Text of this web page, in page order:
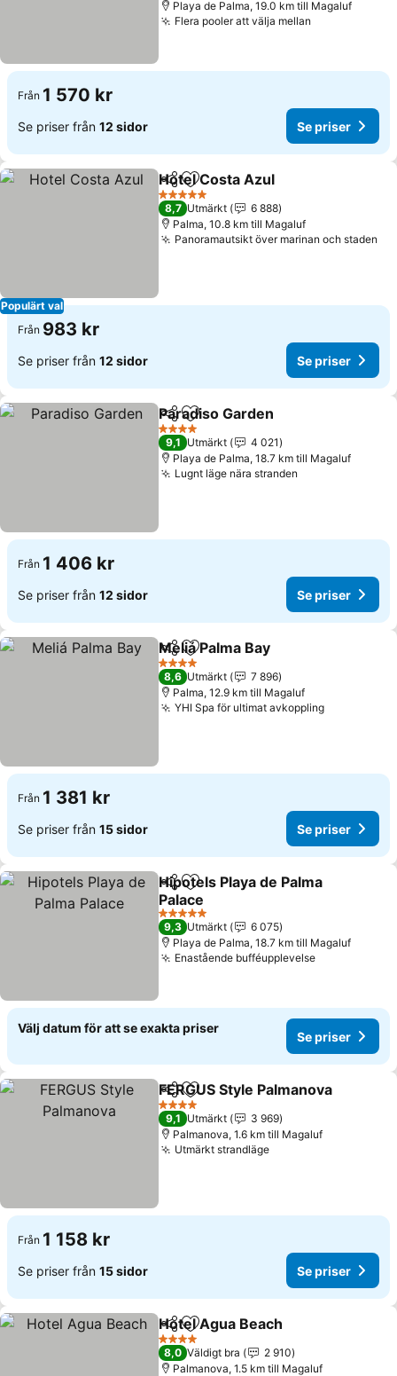
Playa de Palma, 19.0 km till Magaluf
Flera pooler att välja mellan
Från 1 570 kr
Se priser från 12 sidor Se priser
Populärt val
Dela Lägg till i Mina Favoriter
Hotel Costa Azul
5 Stjärnor
8,7 Utmärkt
6 888
Palma, 10.8 km till Magaluf
Panoramautsikt över marinan och staden
Från 983 kr
Se priser från 12 sidor Se priser
Dela Lägg till i Mina Favoriter
Paradiso Garden
4 Stjärnor
9,1 Utmärkt
4 021
Playa de Palma, 18.7 km till Magaluf
Lugnt läge nära stranden
Från 1 406 kr
Se priser från 12 sidor Se priser
Dela Lägg till i Mina Favoriter
Meliá Palma Bay
4 Stjärnor
8,6 Utmärkt
7 896
Palma, 12.9 km till Magaluf
YHI Spa för ultimat avkopplingSe priser
Från 1 381 kr
Se priser från 15 sidor Se priser
Dela Lägg till i Mina Favoriter
Hipotels Playa de Palma
Palace
Se priser
5 Stjärnor
9,3 Utmärkt
6 075
Playa de Palma, 18.7 km till Magaluf
Enastående bufféupplevelseSe priser
Välj datum för att se exakta priser
Se priser
Dela Lägg till i Mina Favoriter
FERGUS Style Palmanova
4 Stjärnor
9,1 Utmärkt
3 969
Palmanova, 1.6 km till Magaluf
Utmärkt strandlägeSe priser
Från 1 158 kr
Se priser från 15 sidor Se priser
Dela Lägg till i Mina Favoriter
Hotel Agua Beach
4 Stjärnor
8,0 Väldigt bra
2 910
Palmanova, 1.5 km till Magaluf